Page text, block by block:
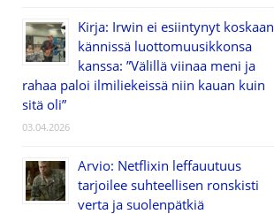
Kirja: Irwin ei esiintynyt koskaan
kännissä luottomuusikkonsa
kanssa: ”Välillä viinaa meni ja
rahaa paloi ilmiliekeissä niin kauan kuin
sitä oli”
03.04.2026
Arvio: Netflixin leffauutuus
tarjoilee suhteellisen ronskisti
verta ja suolenpätkiä